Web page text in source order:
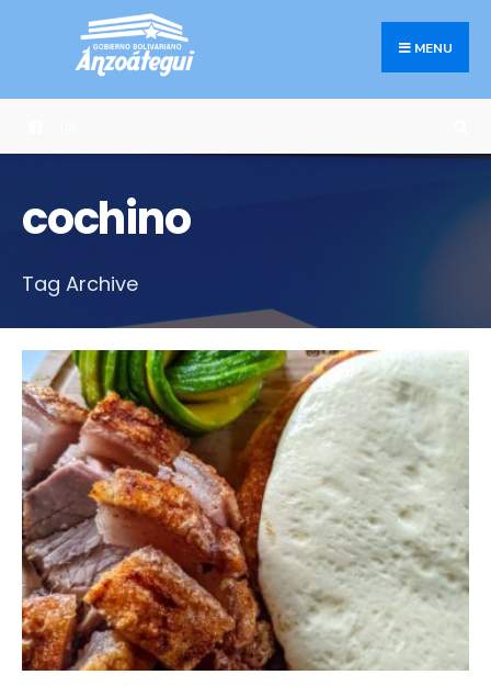
MENU
cochino
Tag Archive
Search